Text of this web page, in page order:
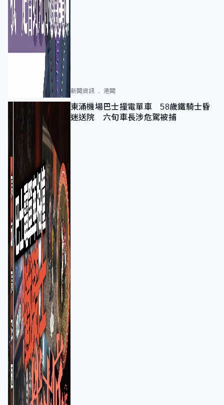
新聞資訊 港聞
東涌機場巴士撞電單車 58歲鐵騎士昏
迷送院 六旬車長涉危駕被捕